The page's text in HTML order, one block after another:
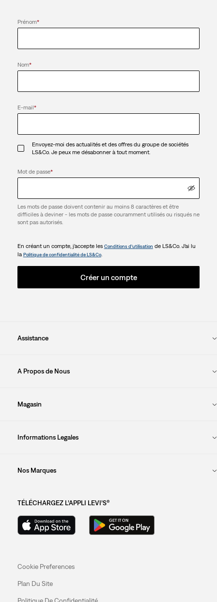
Prénom*
Nom*
E-mail*
Envoyez-moi des actualités et des offres du groupe de sociétés
LS&Co. Je peux me désabonner à tout moment.
Mot de passe*
Les mots de passe doivent contenir au moins 8 caractères et être
difficiles à deviner - les mots de passe couramment utilisés ou risqués ne
sont pas autorisés.
En créant un compte, j’accepte les Conditions d’utilisation de LS&Co. J’ai lu
la Politique de confidentialité de LS&Co.
Créer un compte
Assistance
A Propos de Nous
Magasin
Informations Legales
Nos Marques
TÉLÉCHARGEZ L’APPLI LEVI’S®
Cookie Preferences
Plan Du Site